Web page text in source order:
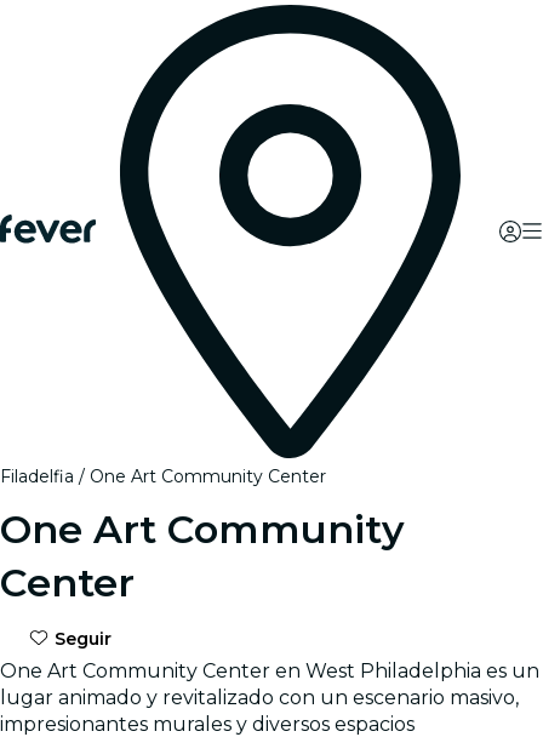
Filadelfia One Art Community Center
One Art Community
Center
Seguir
One Art Community Center en West Philadelphia es un
lugar animado y revitalizado con un escenario masivo,
impresionantes murales y diversos espacios